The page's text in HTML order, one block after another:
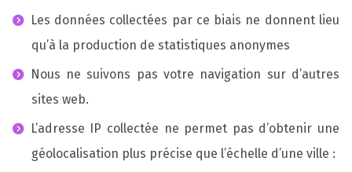
Les données collectées par ce biais ne donnent lieu
qu’à la production de statistiques anonymes
Nous ne suivons pas votre navigation sur d’autres
sites web.
L’adresse IP collectée ne permet pas d’obtenir une
géolocalisation plus précise que l’échelle d’une ville :